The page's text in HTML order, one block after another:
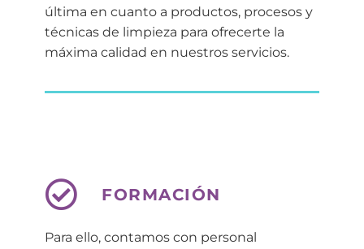
última en cuanto a productos, procesos y
técnicas de limpieza para ofrecerte la
máxima calidad en nuestros servicios.
FORMACIÓN
Para ello, contamos con personal